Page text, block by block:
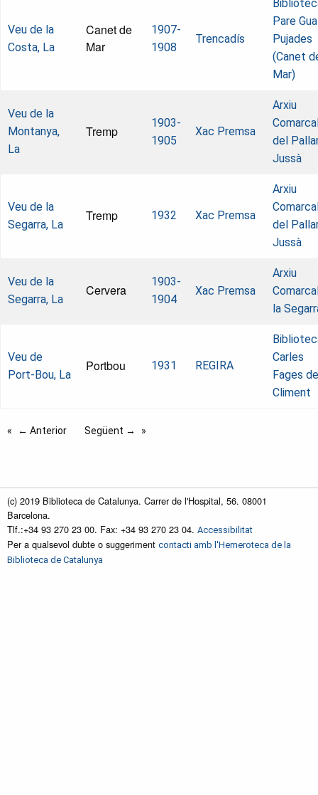
Veu de la
Costa, La
Canet de
Mar
1907-
1908
Trencadís
Pare
Pujades
(Canet
Mar)
Veu de la
Montanya,
La
Tremp
1903-
1905
Xac Premsa
Arxiu
del
Jussà
Veu de la
Segarra, La
Tremp 1932 Xac Premsa
Arxiu
del
Jussà
Veu de la
Segarra, La
Cervera
1903-
1904
Xac Premsa
Arxiu
la
Veu de
Port-Bou, La
Portbou 1931 REGIRA
Carles
Fages de
Climent
← Anterior Següent →
(c) 2019 Biblioteca de Catalunya. Carrer de l'Hospital, 56. 08001
Barcelona.
Tlf.:+34 93 270 23 00. Fax: +34 93 270 23 04. Accessibilitat
Per a qualsevol dubte o suggeriment contacti amb l'Hemeroteca de la
Biblioteca de Catalunya